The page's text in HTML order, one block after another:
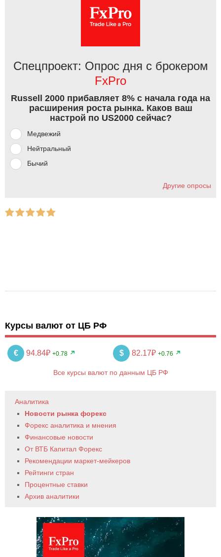
Спецпроект: Опрос дня с брокером
FxPro
Russell 2000 прибавляет 8% с начала года на
расширения роста рынка. Каков ваш
настрой по US2000 сейчас?
Медвежий
Нейтральный
Бычий
Другие опросы
Курсы валют от ЦБ РФ
€ 94.84₽ +0.78 $ 82.17₽ +0.76
Все курсы валют по данным ЦБ РФ
Аналитика
Новости рынка форекс
Форекс аналитика и мнения
Финансовые новости
От ВТБ Капитал Форекс
Рекомендации маркет-мейкеров
Рейтинги стран
Процентные ставки
Архив аналитики